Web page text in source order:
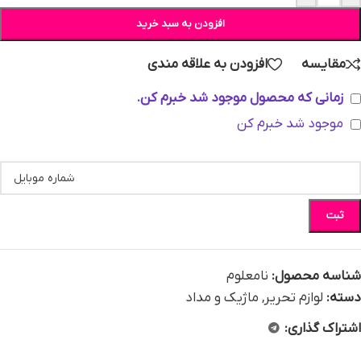
افزودن به سبد خرید
مقایسه
افزودن به علاقه مندی
زمانی که محصول موجود شد خبرم کن.
موجود شد خبرم کن
ثبت
شناسه محصول: نامعلوم
دسته: لوازم تحریر, ماژیک و مداد
اشتراک گذاری: